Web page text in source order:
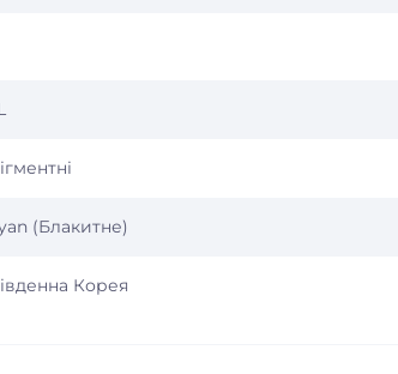
(Блакитне)
Корея